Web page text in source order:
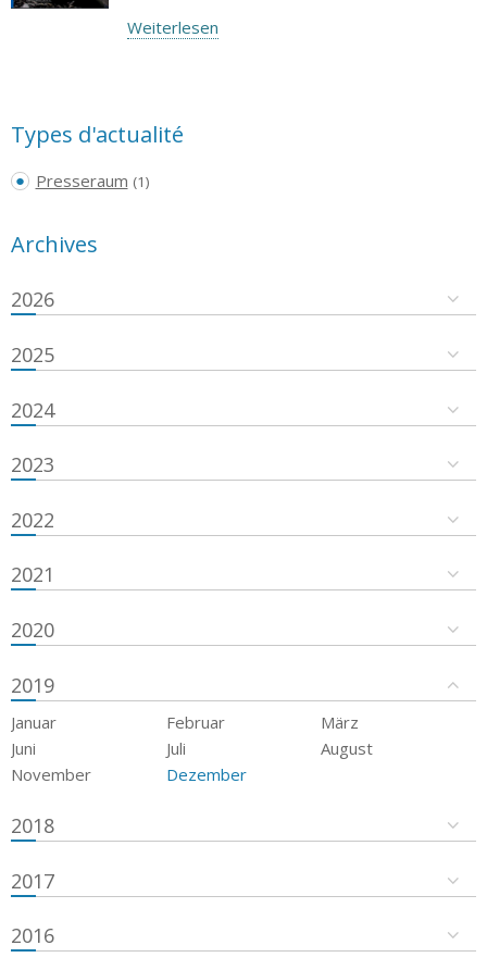
Weiterlesen
Types d'actualité
Presseraum (1)
Archives
2026
2025
2024
2023
2022
2021
2020
2019
Januar Februar
März
Juni
Juli
August
November
Dezember
2018
2017
2016